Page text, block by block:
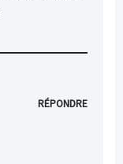
RÉPONDRE